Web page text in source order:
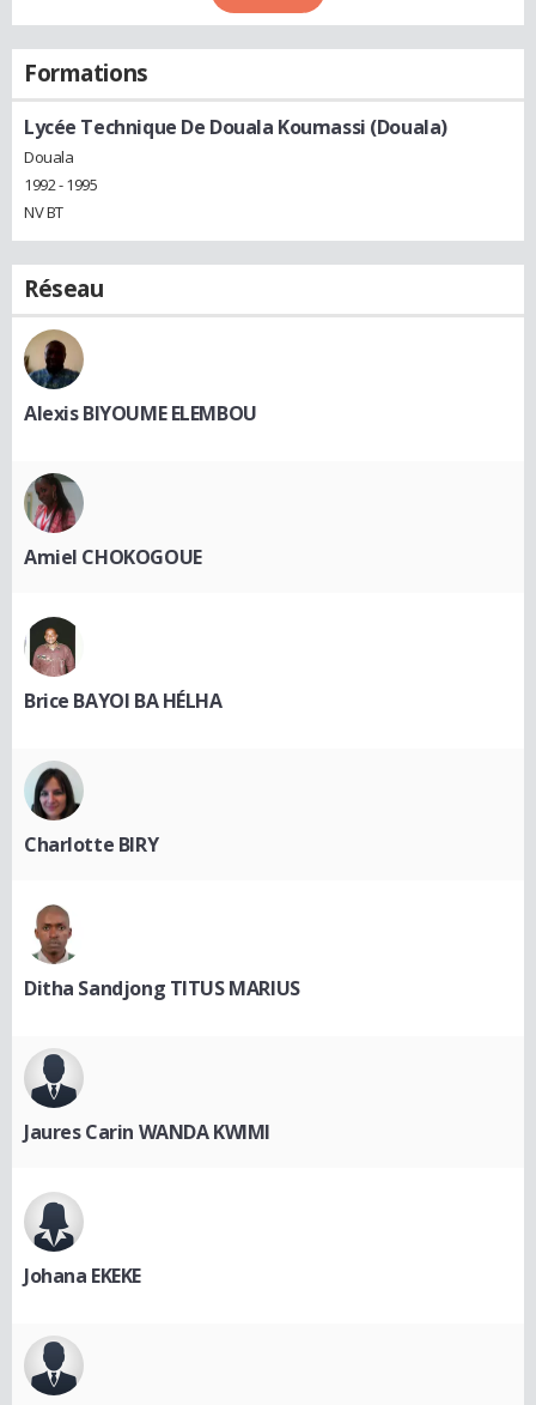
Formations
Lycée Technique De Douala Koumassi (Douala)
Douala
1992 - 1995
NV BT
Réseau
Alexis BIYOUME ELEMBOU
Amiel CHOKOGOUE
Brice BAYOI BA HÉLHA
Charlotte BIRY
Ditha Sandjong TITUS MARIUS
Jaures Carin WANDA KWIMI
Johana EKEKE